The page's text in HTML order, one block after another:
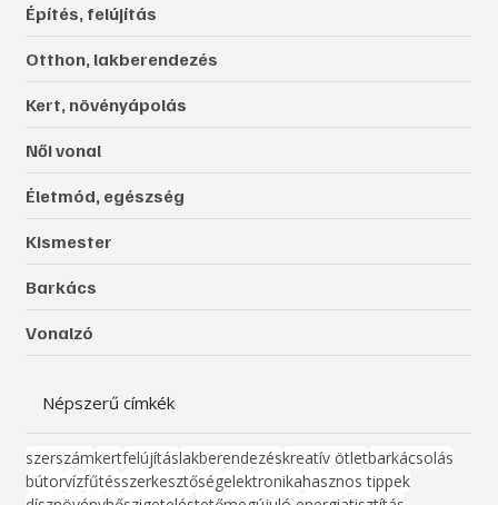
Építés, felújítás
Otthon, lakberendezés
Kert, növényápolás
Női vonal
Életmód, egészség
Kismester
Barkács
Vonalzó
Népszerű címkék
szerszámkertfelújításlakberendezéskreatív ötletbarkácsolás
bútorvízfűtésszerkesztőségelektronikahasznos tippek